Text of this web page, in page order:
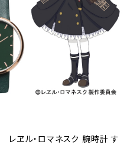
ヱル・ロマネスク 腕時計 す